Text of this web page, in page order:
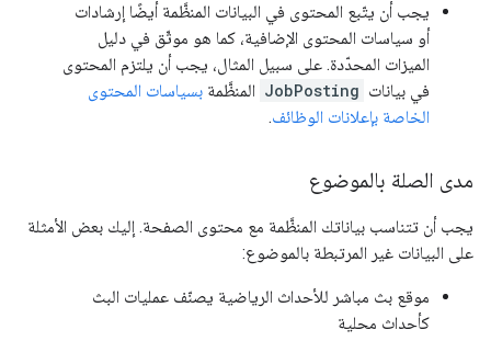
يجب أن يتّبع المحتوى في البيانات المنظَّمة أيضًا إرشادات
أو سياسات المحتوى الإضافية، كما هو موثّق في دليل
الميزات المحدّدة. على سبيل المثال، يجب أن يلتزم المحتوى
في بيانات JobPosting المنظَّمة بسياسات المحتوى
الخاصة بإعلانات الوظائف.
مدى الصلة بالموضوع
يجب أن تتناسب بياناتك المنظَّمة مع محتوى الصفحة. إليك بعض الأمثلة
على البيانات غير المرتبطة بالموضوع:
موقع بث مباشر للأحداث الرياضية يصنّف عمليات البث
كأحداث محلية